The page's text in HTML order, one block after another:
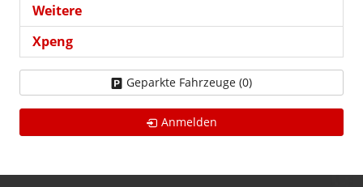
Weitere
Xpeng
Geparkte Fahrzeuge (0)
Anmelden